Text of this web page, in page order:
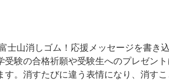
士山消しゴム！応援メッセージを書き
験の合格祈願や受験生へのプレゼン
。消すたびに違う表情になり、消す